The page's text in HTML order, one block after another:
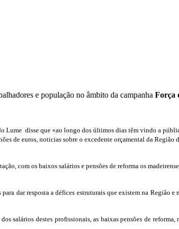
e população no âmbito da campanha Força
Lume disse que «ao longo dos últimos dias têm vindo a
de euros, noticias sobre o excedente orçamental da Região
com os baixos salários e pensões de reforma os
dar resposta a défices estruturais que existem na Região e
salários destes profissionais, as baixas pensões de